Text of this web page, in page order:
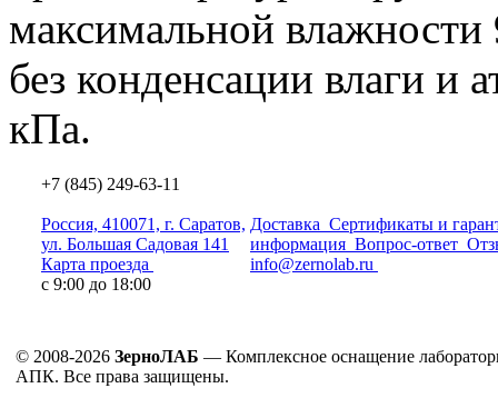
максимальной
без конденсации влаги
кПа.
+7 (845) 249-63-11
Россия, 410071, г. Саратов,
ул. Большая Садовая 141
Карта проезда
с 9:00 до 18:00
Доставка Сертификаты и
информация Вопрос-ответ
info@zernolab.ru
© 2008-2026 ЗерноЛАБ — Комплексное оснащение
АПК. Все права защищены.